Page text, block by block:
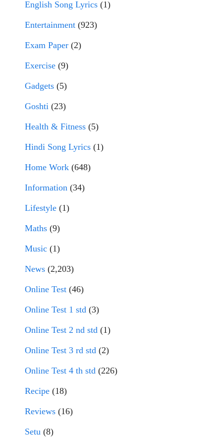
English Song Lyrics (1)
Entertainment (923)
Exam Paper (2)
Exercise (9)
Gadgets (5)
Goshti (23)
Health & Fitness (5)
Hindi Song Lyrics (1)
Home Work (648)
Information (34)
Lifestyle (1)
Maths (9)
Music (1)
News (2,203)
Online Test (46)
Online Test 1 std (3)
Online Test 2 nd std (1)
Online Test 3 rd std (2)
Online Test 4 th std (226)
Recipe (18)
Reviews (16)
Setu (8)